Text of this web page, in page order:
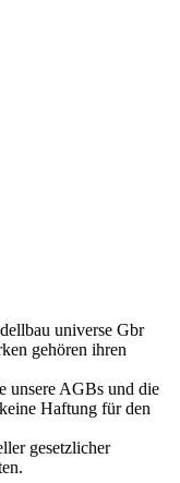
universe Gbr
gehören ihren
unsere AGBs und die
Haftung für den
gesetzlicher